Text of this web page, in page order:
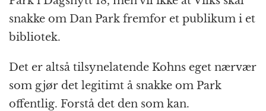
e
b
o
o
k
e
n
g
e
r
s
A
p
p
c
at
g
r
m
t
l
snakke om Dan Park fremfor et publikum i et
bibliotek.
Det er altså tilsynelatende Kohns eget nærvær
som gjør det legitimt å snakke om Park
offentlig. Forstå det den som kan.